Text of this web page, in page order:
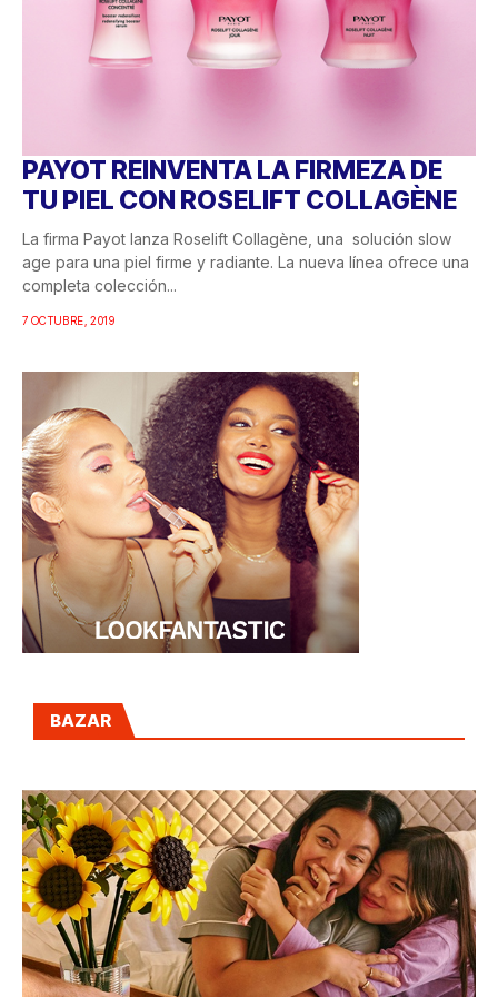
PAYOT REINVENTA LA FIRMEZA DE
TU PIEL CON ROSELIFT COLLAGÈNE
La firma Payot lanza Roselift Collagène, una solución slow
age para una piel firme y radiante. La nueva línea ofrece una
completa colección...
7 OCTUBRE, 2019
BAZAR